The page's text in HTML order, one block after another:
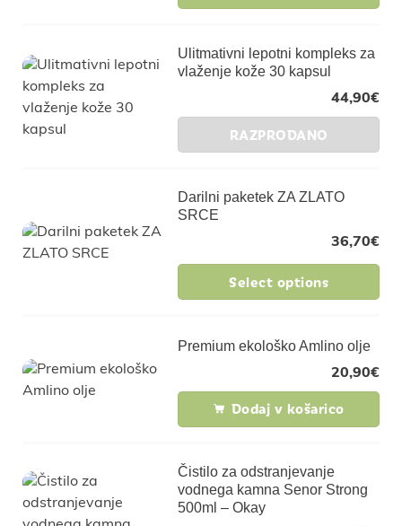
Ulitmativni lepotni kompleks za
vlaženje kože 30 kapsul
44,90€
RAZPRODANO
Darilni paketek ZA ZLATO
SRCE
36,70€
Select options
Premium ekološko Amlino olje
20,90€
Dodaj v košarico
Čistilo za odstranjevanje
vodnega kamna Senor Strong
500ml – Okay